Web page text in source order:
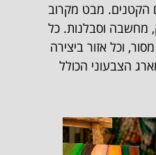
הקטנים. מבט מקרוב
מחשבה וסבלנות. כל
וכל אזור ביצירה
הצבעוני הכולל